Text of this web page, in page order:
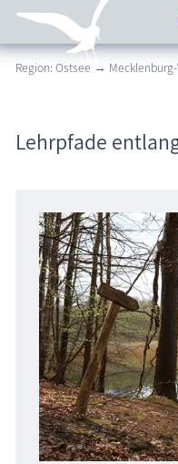
Unterkünfte
Karten
Freizeit
Wissenswertes
Veranstaltungen
Blog
Region: Ostsee →
Lehrpfade